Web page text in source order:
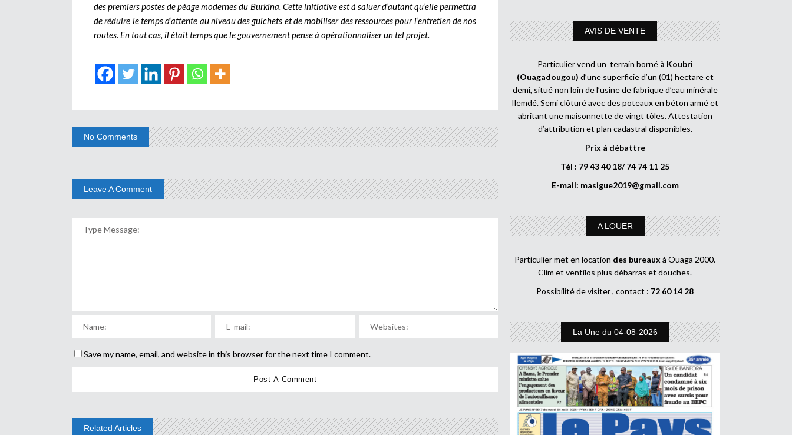
des premiers postes de péage modernes du Burkina. Cette initiative est à saluer d’autant qu’elle permettra
de réduire le temps d’attente au niveau des guichets et de mobiliser des ressources pour l’entretien de nos
routes. En tout cas, il était temps que le gouvernement pense à opérationnaliser un tel projet.
No Comments
Leave A Comment
Save my name, email, and website in this browser for the next time I comment.
Related Articles
AVIS DE VENTE
Particulier vend un terrain borné à Koubri
(Ouagadougou) d’une superficie d’un (01) hectare et
demi, situé non loin de l’usine de fabrique d’eau minérale
Ilemdé. Semi clôturé avec des poteaux en béton armé et
abritant une maisonnette de vingt tôles. Attestation
d’attribution et plan cadastral disponibles.
Prix à débattre
Tél : 79 43 40 18/ 74 74 11 25
E-mail: masigue2019@gmail.com
A LOUER
Particulier met en location des bureaux à Ouaga 2000.
Clim et ventilos plus débarras et douches.
Possibilité de visiter , contact : 72 60 14 28
La Une du 04-08-2026